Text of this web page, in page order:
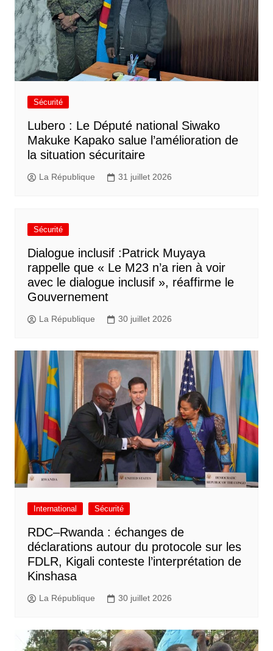
Sécurité
Lubero : Le Député national Siwako
Makuke Kapako salue l’amélioration de
la situation sécuritaire
La République 31 juillet 2026
Sécurité
Dialogue inclusif :Patrick Muyaya
rappelle que « Le M23 n’a rien à voir
avec le dialogue inclusif », réaffirme le
Gouvernement
La République 30 juillet 2026
International Sécurité
RDC–Rwanda : échanges de
déclarations autour du protocole sur les
FDLR, Kigali conteste l’interprétation de
Kinshasa
La République 30 juillet 2026